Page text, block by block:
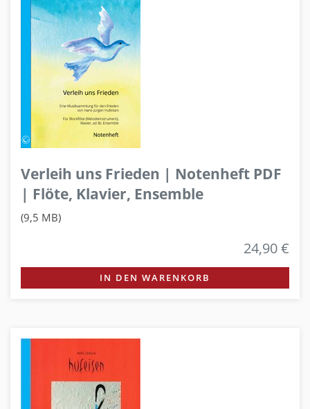
Verleih uns Frieden | Notenheft PDF
| Flöte, Klavier, Ensemble
(9,5 MB)
24,90 €
IN DEN WARENKORB